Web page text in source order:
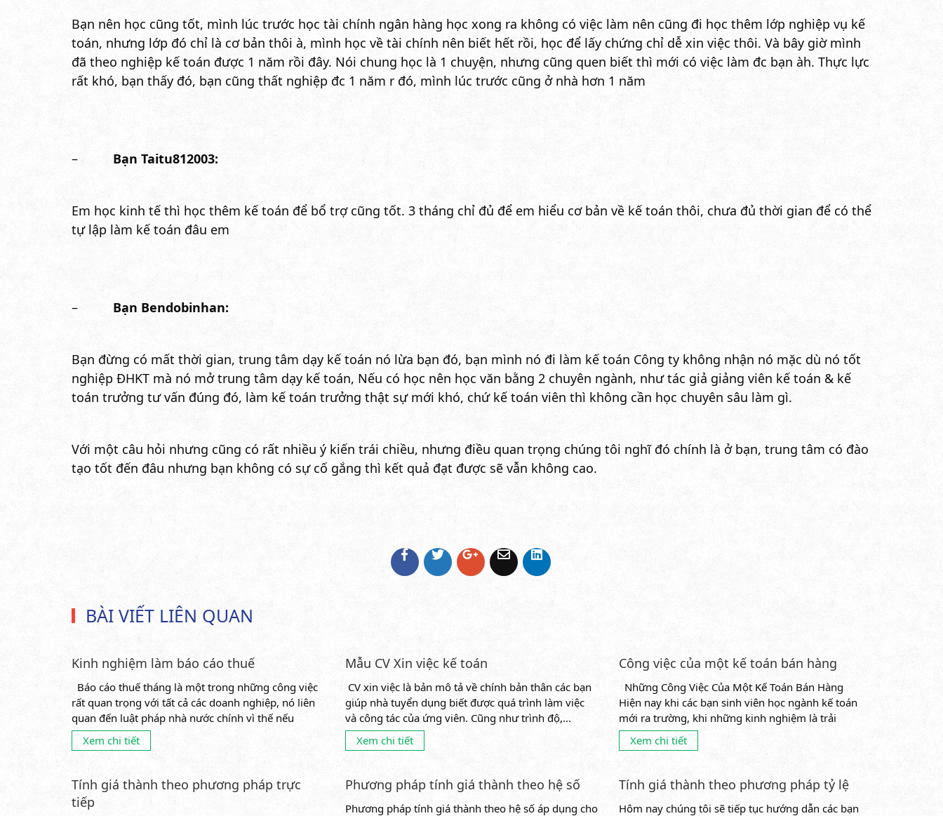
Bạn nên học cũng tốt, mình lúc trước học tài chính ngân hàng học xong ra không có việc làm nên cũng đi học thêm lớp nghiệp vụ kế
toán, nhưng lớp đó chỉ là cơ bản thôi à, mình học về tài chính nên biết hết rồi, học để lấy chứng chỉ dễ xin việc thôi. Và bây giờ mình
đã theo nghiệp kế toán được 1 năm rồi đây. Nói chung học là 1 chuyện, nhưng cũng quen biết thì mới có việc làm đc bạn àh. Thực lực
rất khó, bạn thấy đó, bạn cũng thất nghiệp đc 1 năm r đó, mình lúc trước cũng ở nhà hơn 1 năm
– Bạn Taitu812003:
Em học kinh tế thì học thêm kế toán để bổ trợ cũng tốt. 3 tháng chỉ đủ để em hiểu cơ bản về kế toán thôi, chưa đủ thời gian để có thể
tự lập làm kế toán đâu em
– Bạn Bendobinhan:
Bạn đừng có mất thời gian, trung tâm dạy kế toán nó lừa bạn đó, bạn mình nó đi làm kế toán Công ty không nhận nó mặc dù nó tốt
nghiệp ĐHKT mà nó mở trung tâm dạy kế toán, Nếu có học nên học văn bằng 2 chuyên ngành, như tác giả giảng viên kế toán & kế
toán trưởng tư vấn đúng đó, làm kế toán trưởng thật sự mới khó, chứ kế toán viên thì không cần học chuyên sâu làm gì.
Với một câu hỏi nhưng cũng có rất nhiều ý kiến trái chiều, nhưng điều quan trọng chúng tôi nghĩ đó chính là ở bạn, trung tâm có đào
tạo tốt đến đâu nhưng bạn không có sự cố gắng thì kết quả đạt được sẽ vẫn không cao.
BÀI VIẾT LIÊN QUAN
Kinh nghiệm làm báo cáo thuế
Báo cáo thuế tháng là một trong những công việc
rất quan trọng với tất cả các doanh nghiệp, nó liên
quan đến luật pháp nhà nước chính vì thế nếu
không...
Xem chi tiết
Mẫu CV Xin việc kế toán
CV xin việc là bản mô tả về chính bản thân các bạn
giúp nhà tuyển dụng biết được quá trình làm việc
và công tác của ứng viên. Cũng như trình độ,...
Xem chi tiết
Công việc của một kế toán bán hàng
Những Công Việc Của Một Kế Toán Bán Hàng
Hiện nay khi các bạn sinh viên học ngành kế toán
mới ra trường, khi những kinh nghiệm là trải
nghiệm thực...
Xem chi tiết
Tính giá thành theo phương pháp trực
tiếp
Phương pháp tính giá thành theo hệ số
Phương pháp tính giá thành theo hệ số áp dụng cho
Tính giá thành theo phương pháp tỷ lệ
Hôm nay chúng tôi sẽ tiếp tục hướng dẫn các bạn